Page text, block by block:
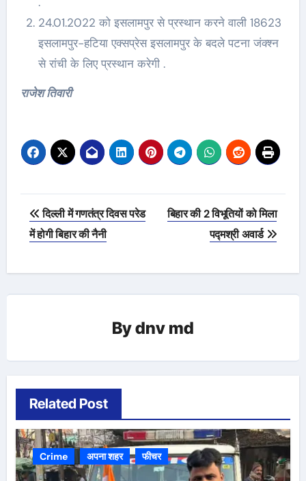
24.01.2022 को इसलामपुर से प्रस्थान करने वाली 18623
इसलामपुर-हटिया एक्सप्रेस इसलामपुर के बदले पटना जंक्श्न
से रांची के लिए प्रस्थान करेगी .
राजेश तिवारी
Post
navigation
दिल्ली में गणतंत्र दिवस परेड
में होगी बिहार की नैनी
बिहार की 2 विभूतियों को मिला
पद्मश्री अवार्ड
Bydnv md
Related Post
Crime अपना शहर फीचर